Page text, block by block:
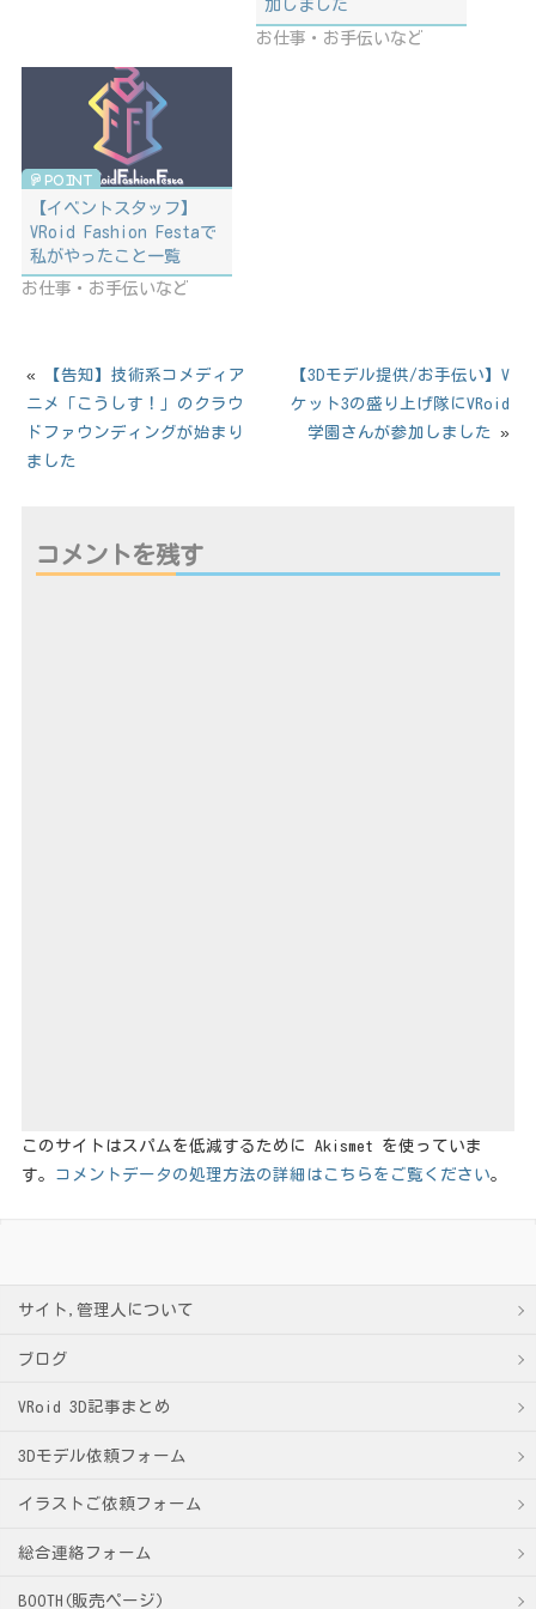
加しました
お仕事・お手伝いなど
【イベントスタッフ】
VRoid Fashion Festaで
私がやったこと一覧
お仕事・お手伝いなど
«
【告知】技術系コメディア
ニメ「こうしす！」のクラウ
ドファウンディングが始まり
ました
【3Dモデル提供/お手伝い】V
ケット3の盛り上げ隊にVRoid
学園さんが参加しました
»
コメントを残す
このサイトはスパムを低減するために Akismet を使っていま
す。 コメントデータの処理方法の詳細はこちらをご覧ください。
サイト,管理人について
ブログ
VRoid 3D記事まとめ
3Dモデル依頼フォーム
イラストご依頼フォーム
総合連絡フォーム
BOOTH(販売ページ)